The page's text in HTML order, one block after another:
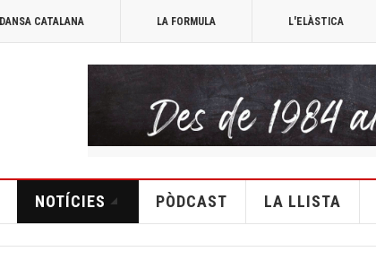
DANSA CATALANA LA FORMULA L'ELÀSTICA
NOTÍCIES PÒDCAST LA LLISTA